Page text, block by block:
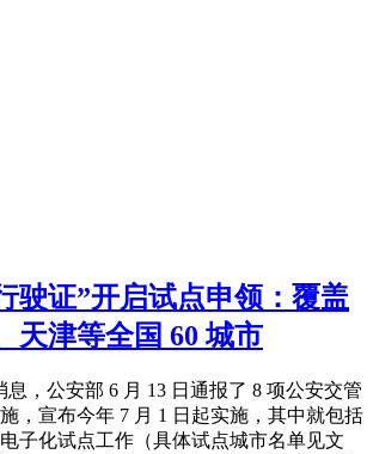
驶证”开启试点申领：覆盖
天津等全国 60 城市
息，公安部 6 月 13 日通报了 8 项公安交管
，宣布今年 7 月 1 日起实施，其中就包括
子化试点工作（具体试点城市名单见文